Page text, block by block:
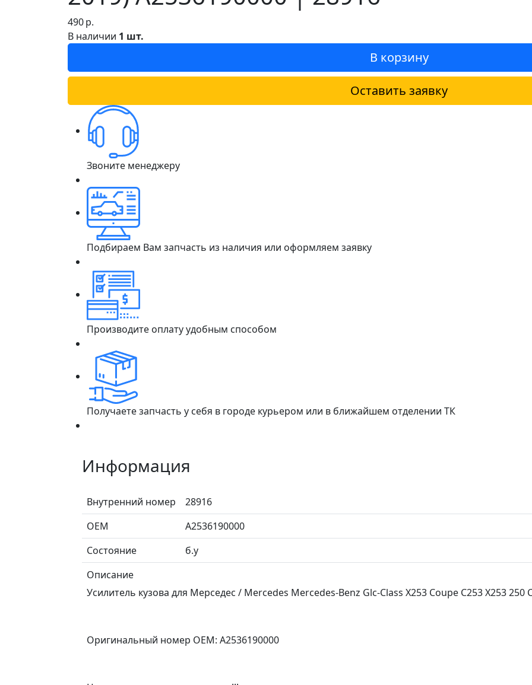
490р.
В наличии 1 шт.
В корзину
Оставить заявку
Звоните менеджеру
Подбираем Вам запчасть из наличия или оформляем заявку
Производите оплату удобным способом
Получаете запчасть у себя в городе курьером или в ближайшем отделении ТК
Информация
Внутренний номер
28916
ОЕМ
A2536190000
Состояние
б.у
Описание
Усилитель кузова для Мерседес / Mercedes Mercedes-Benz Glc-Class X253 Coupe C253 X253 250
Оригинальный номер OEM: A2536190000